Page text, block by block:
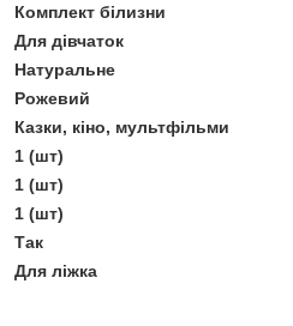
Комплект білизни
Для дівчаток
Натуральне
Рожевий
Казки, кіно, мультфільми
1 (шт)
1 (шт)
1 (шт)
Так
Для ліжка